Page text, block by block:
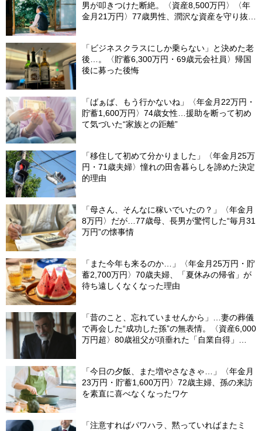
男が叩きつけた断絶。〈資産8,500万円〉〈年
金月21万円〉77歳男性、潤沢な資産を守り抜い
「ビジネスクラスにしか乗らない」と決めた老
後…。〈貯蓄6,300万円・69歳元会社員〉帰国
後に募った後悔
「ばぁば、もう行かないね」〈年金月22万円・
貯蓄1,600万円〉74歳女性…援助を断って初め
て気づいた“家族との距離”
「移住して初めて分かりました」〈年金月25万
円・71歳夫婦〉憧れの田舎暮らしを諦めた決定
的理由
「母さん、そんなに稼いでいたの？」〈年金月
8万円〉だが…77歳母、長男が驚愕した“毎月31
万円”の懐事情
「また今年も来るのか…」〈年金月25万円・貯
蓄2,700万円〉70歳夫婦、「夏休みの帰省」が
待ち遠しくなくなった理由
「昔のこと、忘れていませんから」…妻の葬儀
で再会した“成功した孫”の無表情。〈資産6,000
万円超〉80歳祖父が項垂れた「自業自得」
「今日の夕飯、また増やさなきゃ…」〈年金月
23万円・貯蓄1,600万円〉72歳主婦、孫の来訪
を素直に喜べなくなったワケ
「注意すればパワハラ、黙っていればまたミ